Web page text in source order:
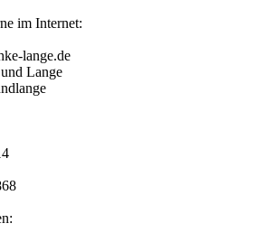
im Internet:
lange.de
Lange